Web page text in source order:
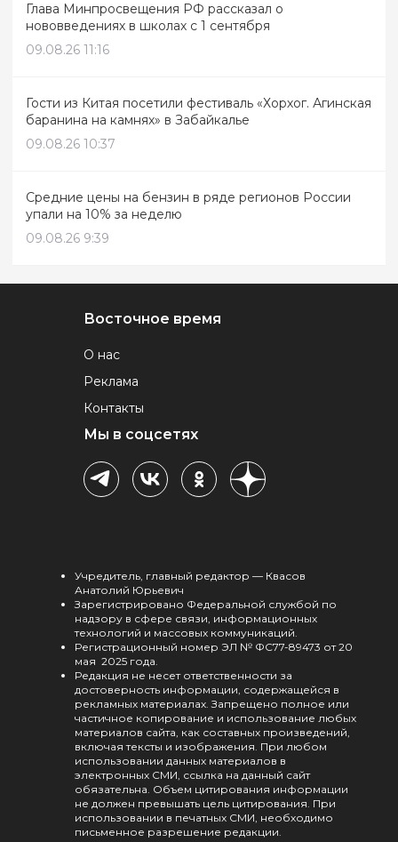
Глава Минпросвещения РФ рассказал о
нововведениях в школах с 1 сентября
09.08.26 11:16
Гости из Китая посетили фестиваль «Хорхог. Агинская
баранина на камнях» в Забайкалье
09.08.26 10:37
Средние цены на бензин в ряде регионов России
упали на 10% за неделю
09.08.26 9:39
Восточное время
О нас
Реклама
Контакты
Мы в соцсетях
Учредитель, главный редактор — Квасов
Анатолий Юрьевич
Зарегистрировано Федеральной службой по
надзору в сфере связи, информационных
технологий и массовых коммуникаций.
Регистрационный номер ЭЛ № ФС77-89473 от 20
мая 2025 года.
Редакция не несет ответственности за
достоверность информации, содержащейся в
рекламных материалах. Запрещено полное или
частичное копирование и использование любых
материалов сайта, как составных произведений,
включая тексты и изображения. При любом
использовании данных материалов в
электронных СМИ, ссылка на данный сайт
обязательна. Объем цитирования информации
не должен превышать цель цитирования. При
использовании в печатных СМИ, необходимо
письменное разрешение редакции.